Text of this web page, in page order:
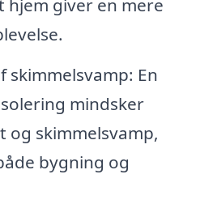
giver en mere
skimmelsvamp: En
mindsker
og skimmelsvamp,
bygning og